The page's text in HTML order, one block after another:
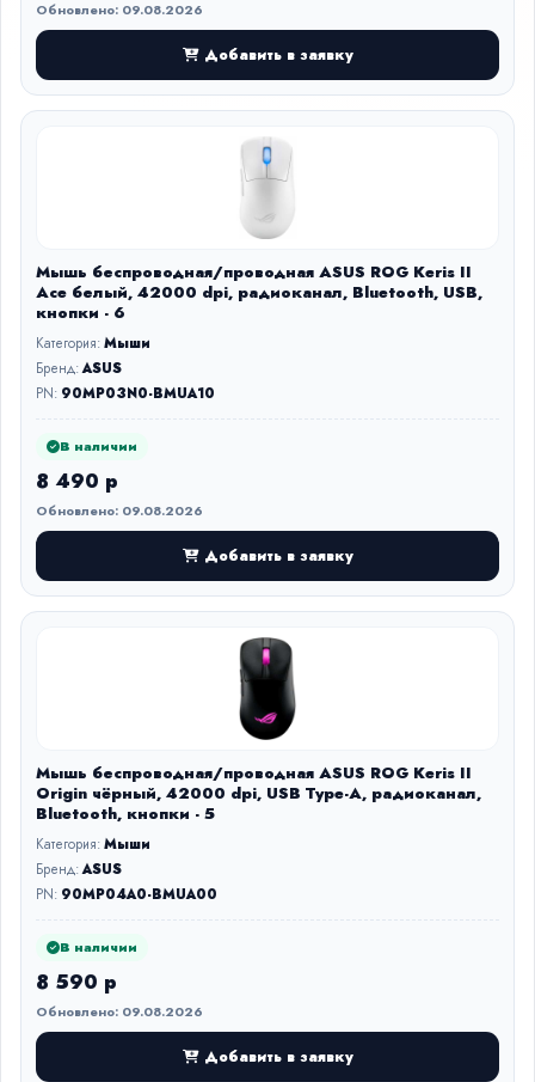
Обновлено: 09.08.2026
Добавить в заявку
Мышь беспроводная/проводная ASUS ROG Keris II
Ace белый, 42000 dpi, радиоканал, Bluetooth, USB,
кнопки - 6
Категория:Мыши
Бренд:ASUS
PN: 90MP03N0-BMUA10
В наличии
8 490 р
Обновлено: 09.08.2026
Добавить в заявку
Мышь беспроводная/проводная ASUS ROG Keris II
Origin чёрный, 42000 dpi, USB Type-A, радиоканал,
Bluetooth, кнопки - 5
Категория:Мыши
Бренд:ASUS
PN: 90MP04A0-BMUA00
В наличии
8 590 р
Обновлено: 09.08.2026
Добавить в заявку